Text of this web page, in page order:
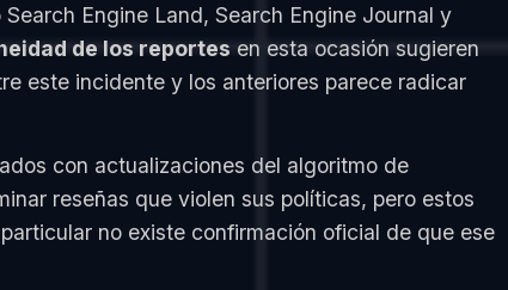
Engine Land, Search Engine Journal y
de los reportes en esta ocasión sugieren
este incidente y los anteriores parece radicar
con actualizaciones del algoritmo de
reseñas que violen sus políticas, pero estos
no existe confirmación oficial de que ese